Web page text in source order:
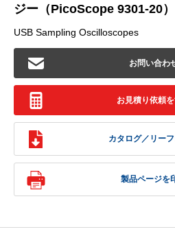
ジー（PicoScope 9301-20）
USB Sampling Oscilloscopes
お問い合わ
お見積り依頼
カタログ／リー
製品ページを